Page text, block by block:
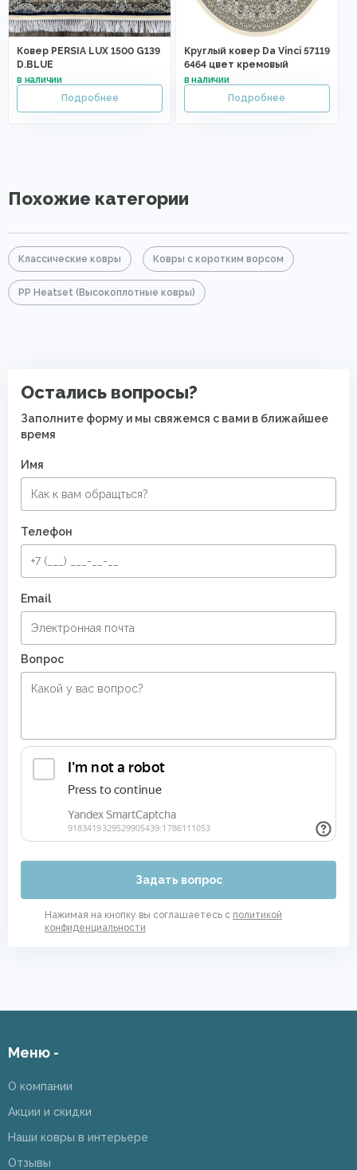
Ковер PERSIA LUX 1500 G139
D.BLUE
Круглый ковер Da Vinci 57119
6464 цвет кремовый
Похожие категории
Классические ковры Ковры с коротким ворсом
PP Heatset (Высокоплотные ковры)
Остались вопросы?
Заполните форму и мы свяжемся с вами в ближайшее
время
Имя
Телефон
Email
Вопрос
Задать вопрос
Нажимая на кнопку вы соглашаетесь с политикой
конфиденциальности
Меню -
О компании
Акции и скидки
Наши ковры в интерьере
Отзывы